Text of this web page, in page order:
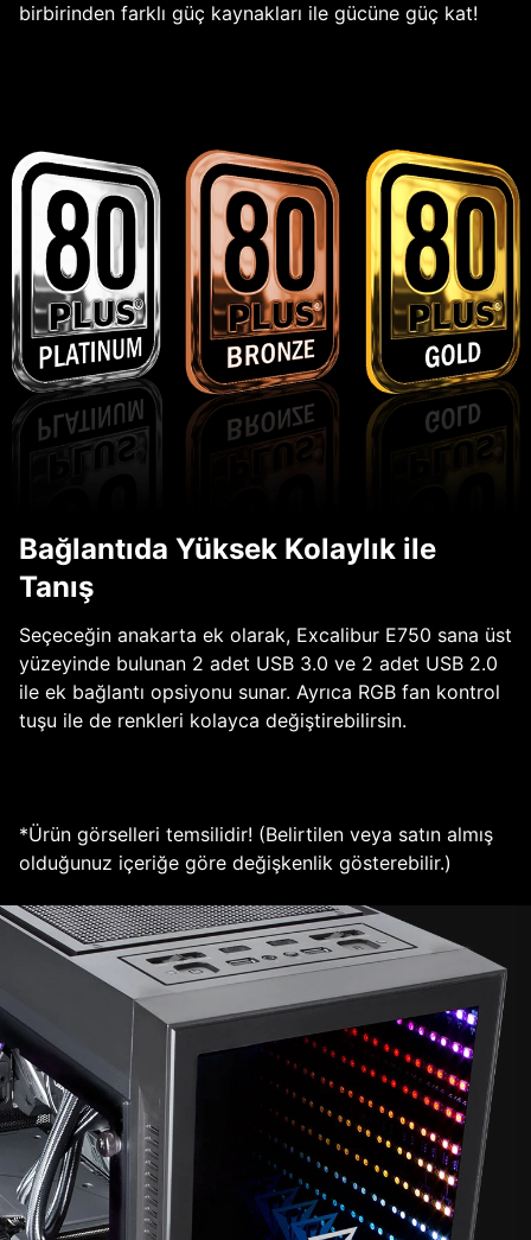
birbirinden farklı güç kaynakları ile gücüne güç kat!
Bağlantıda Yüksek Kolaylık ile
Tanış
Seçeceğin anakarta ek olarak, Excalibur E750 sana üst
yüzeyinde bulunan 2 adet USB 3.0 ve 2 adet USB 2.0
ile ek bağlantı opsiyonu sunar. Ayrıca RGB fan kontrol
tuşu ile de renkleri kolayca değiştirebilirsin.
*Ürün görselleri temsilidir! (Belirtilen veya satın almış
olduğunuz içeriğe göre değişkenlik gösterebilir.)